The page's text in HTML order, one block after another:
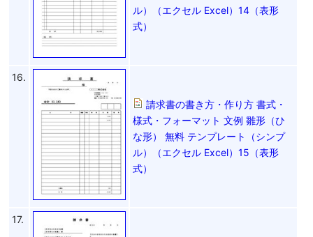
ル）（エクセル Excel）14（表形
式）
16.
請求書の書き方・作り方 書式・
様式・フォーマット 文例 雛形（ひ
な形） 無料 テンプレート（シンプ
ル）（エクセル Excel）15（表形
式）
17.